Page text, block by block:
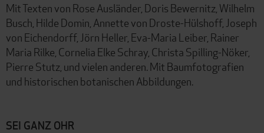
Mit Texten von Rose Ausländer, Doris Bewernitz, Wilhelm
Busch, Hilde Domin, Annette von Droste-Hülshoff, Joseph
von Eichendorff, Jörn Heller, Eva-Maria Leiber, Rainer
Maria Rilke, Cornelia Elke Schray, Christa Spilling-Nöker,
Pierre Stutz, und vielen anderen. Mit Baumfotografien
und historischen botanischen Abbildungen.
SEI GANZ OHR